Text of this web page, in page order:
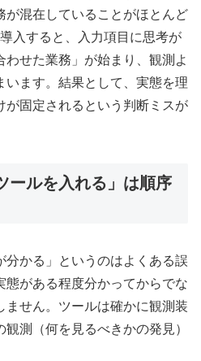
が混在していることがほとんど
入すると、入力項目に思考が
わせた業務」が始まり、観測よ
います。結果として、実態を理
が固定されるという判断ミスが
ールを入れる」は順序
分かる」というのはよくある誤
態がある程度分かってからでな
ません。ツールは確かに観測装
測（何を見るべきかの発見）